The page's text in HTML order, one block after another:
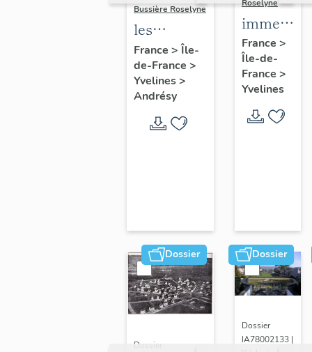
Bussière Roselyne
les
immeubles,
maisons et
fermes du
canton
d'Andrésy
France > Île-
de-France >
Yvelines>
Andrésy
Roselyne
maisons,
fermes
France >
Île-de-
France >
Yvelines
Dossier
Dossier
Dossier
Dossier
IA78002133 |